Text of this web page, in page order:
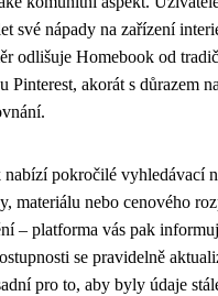
své nápady na zařízení
odlišuje Homebook od
Pinterest, akorát s důrazem
pokročilé vyhledávací
materiálu nebo cenového
– platforma vás pak
se pravidelně
pro to, aby byly údaje